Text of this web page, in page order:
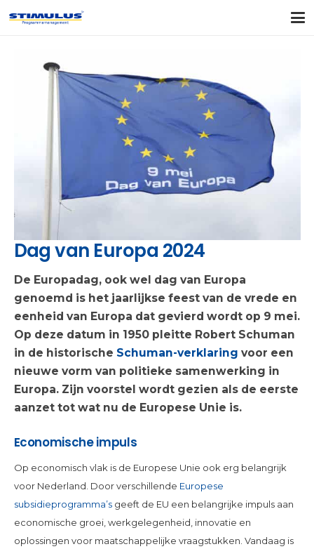
Dag van Europa 2024
De Europadag, ook wel dag van Europa
genoemd is het jaarlijkse feest van de vrede en
eenheid van Europa dat gevierd wordt op 9 mei.
Op deze datum in 1950 pleitte Robert Schuman
in de historische Schuman-verklaring voor een
nieuwe vorm van politieke samenwerking in
Europa. Zijn voorstel wordt gezien als de eerste
aanzet tot wat nu de Europese Unie is.
Economische impuls
Op economisch vlak is de Europese Unie ook erg belangrijk
voor Nederland. Door verschillende Europese
subsidieprogramma’sgeeft de EU een belangrijke impuls aan
economische groei, werkgelegenheid, innovatie en
oplossingen voor maatschappelijke vraagstukken. Vandaag is